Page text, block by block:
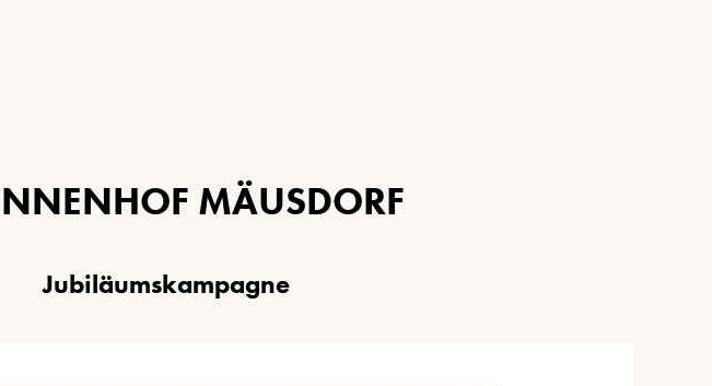
NNENHOF MÄUSDORF
Jubiläumskampagne